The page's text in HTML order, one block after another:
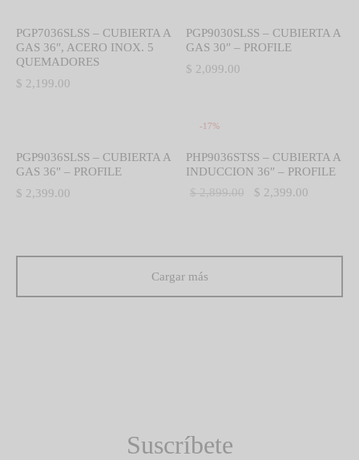
PGP7036SLSS – CUBIERTA A
GAS 36″, ACERO INOX. 5
QUEMADORES
$ 2,199.00
PGP9030SLSS – CUBIERTA A
GAS 30″ – PROFILE
$ 2,099.00
PGP9036SLSS – CUBIERTA A
GAS 36″ – PROFILE
$ 2,399.00
-17%
PHP9036STSS – CUBIERTA A
INDUCCION 36″ – PROFILE
$2,899.00
El precio
$ 2,399.00
Cargar más
Suscríbete